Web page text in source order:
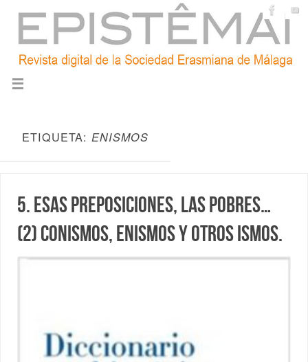
ETIQUETA: ENISMOS
5. Esas preposiciones, las pobres…
(2) Conismos, enismos y otros ismos.